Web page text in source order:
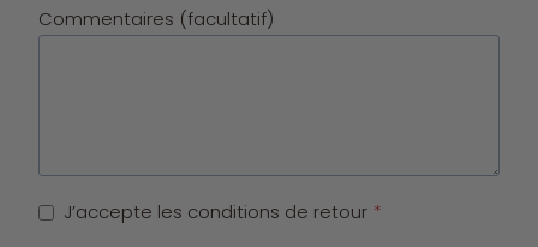
Commentaires (facultatif)
J’accepte les conditions de retour *